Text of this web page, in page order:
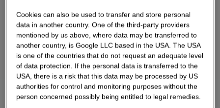
Cookies can also be used to transfer and store personal
data in another country. One of the third-party providers
mentioned by us above, where data may be transferred to
another country, is Google LLC based in the USA. The USA
is one of the countries that do not request an adequate level
of data protection. If the personal data is transferred to the
USA, there is a risk that this data may be processed by US
authorities for control and monitoring purposes without the
person concerned possibly being entitled to legal remedies.